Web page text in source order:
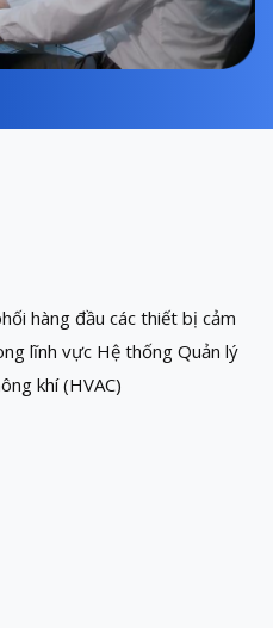
hàng đầu các thiết bị cảm
lĩnh vực Hệ thống Quản lý
khí (HVAC)